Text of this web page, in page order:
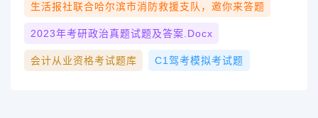
生活报社联合哈尔滨市消防救援支队，邀你来答题
2023年考研政治真题试题及答案.docx
会计从业资格考试题库 C1驾考模拟考试题